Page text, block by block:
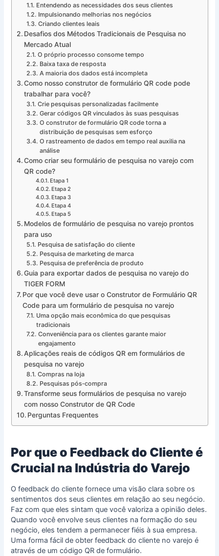
Entendendo as necessidades dos seus clientes
Impulsionando melhorias nos negócios
Criando clientes leais
Desafios dos Métodos Tradicionais de Pesquisa no
Mercado Atual
O próprio processo consome tempo
Baixa taxa de resposta
A maioria dos dados está incompleta
Como nosso construtor de formulário QR code pode
trabalhar para você?
Crie pesquisas personalizadas facilmente
Gerar códigos QR vinculados às suas pesquisas
O construtor de formulário QR code torna a
distribuição de pesquisas sem esforço
O rastreamento de dados em tempo real auxilia na
análise
Como criar seu formulário de pesquisa no varejo com
QR code?
Etapa 1
Etapa 2
Etapa 3
Etapa 4
Etapa 5
Modelos de formulário de pesquisa no varejo prontos
para uso
Pesquisa de satisfação do cliente
Pesquisa de marketing de marca
Pesquisa de preferência de produto
Guia para exportar dados de pesquisa no varejo do
TIGER FORM
Por que você deve usar o Construtor de Formulário QR
Code para um formulário de pesquisa no varejo
Uma opção mais econômica do que pesquisas
tradicionais
Conveniência para os clientes garante maior
engajamento
Aplicações reais de códigos QR em formulários de
pesquisa no varejo
Compras na loja
Pesquisas pós‑compra
Transforme seus formulários de pesquisa no varejo
com nosso Construtor de QR Code
Perguntas Frequentes
Por que o Feedback do Cliente é
Crucial na Indústria do Varejo
O feedback do cliente fornece uma visão clara sobre os
sentimentos dos seus clientes em relação ao seu negócio.
Faz com que eles sintam que você valoriza a opinião deles.
Quando você envolve seus clientes na formação do seu
negócio, eles tendem a permanecer fiéis à sua empresa.
Uma forma fácil de obterfeedback do cliente no varejo é
através de um código QR de formulário.